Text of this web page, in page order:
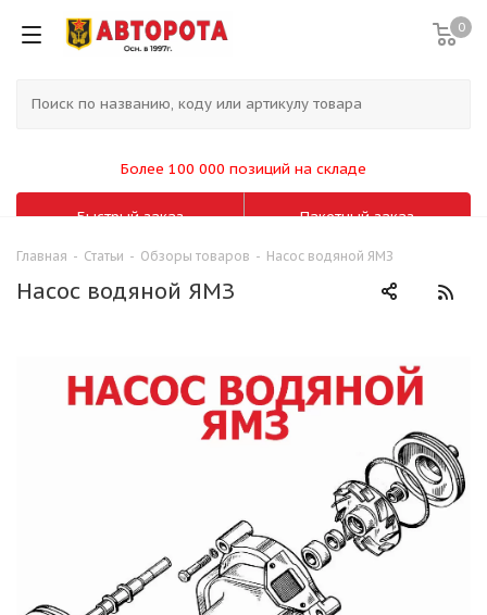
0
Более 100 000 позиций на складе
Быстрый заказ Пакетный заказ
Главная - Статьи - Обзоры товаров - Насос водяной ЯМЗ
Насос водяной ЯМЗ